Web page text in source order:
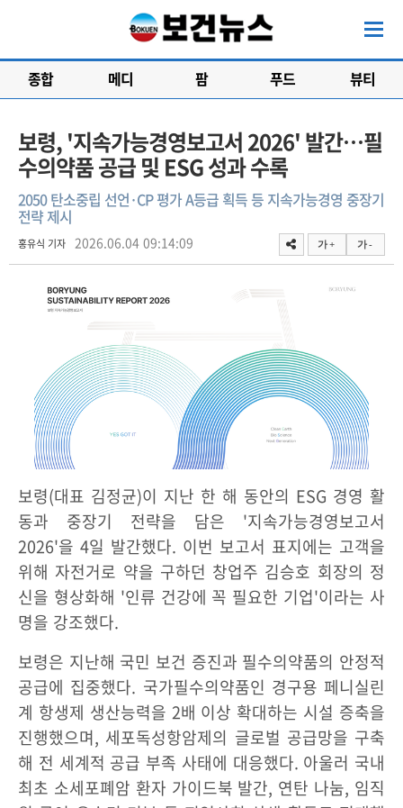
종합 메디 팜 푸드 뷰티
보령, '지속가능경영보고서 2026' 발간…필
수의약품 공급 및 ESG 성과 수록
2050 탄소중립 선언·CP 평가 A등급 획득 등 지속가능경영 중장기
전략 제시
홍유식 기자 2026.06.04 09:14:09 가 + 가 -
보령(대표 김정균)이 지난 한 해 동안의 ESG 경영 활
동과 중장기 전략을 담은 '지속가능경영보고서
2026'을 4일 발간했다. 이번 보고서 표지에는 고객을
위해 자전거로 약을 구하던 창업주 김승호 회장의 정
신을 형상화해 '인류 건강에 꼭 필요한 기업'이라는 사
명을 강조했다.
보령은 지난해 국민 보건 증진과 필수의약품의 안정적
공급에 집중했다. 국가필수의약품인 경구용 페니실린
계 항생제 생산능력을 2배 이상 확대하는 시설 증축을
진행했으며, 세포독성항암제의 글로벌 공급망을 구축
해 전 세계적 공급 부족 사태에 대응했다. 아울러 국내
최초 소세포폐암 환자 가이드북 발간, 연탄 나눔, 임직